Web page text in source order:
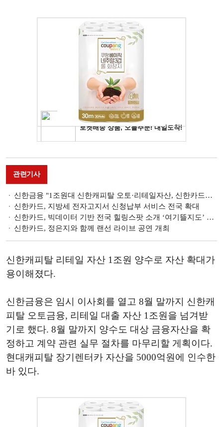
관련기사
신한금융 "1조원대 신한캐피탈 오토·리테일자산, 신한카드로 양수도"…포트폴리오 조정
신한카드, 지방세 전자고지서 신청납부 서비스 전국 확대
신한카드, 빅데이터 기반 전국 힐링스팟 소개 ‘여기뜰지도’ 오픈
신한카드, 정은지와 함께 랜선 라이브 공연 개최
신한캐피탈 리테일 자산 1조원 양수로 자산 확대가
용이해졌다.
신한금융은 임시 이사회를 열고 8월 말까지 신한캐
피탈 오토금융, 리테일 대출 자산 1조원을 넘겨받
기로 했다. 8월 말까지 양수도 대상 금융자산을 확
정하고 계약 관련 실무 절차를 마무리할 게획이다.
현대캐피탈 장기렌터카 자산을 5000억원에 인수한
바 있다.